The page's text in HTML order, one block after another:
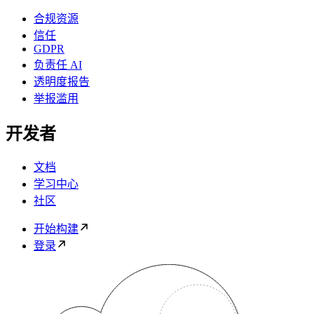
合规资源
信任
GDPR
负责任 AI
透明度报告
举报滥用
开发者
文档
学习中心
社区
开始构建
登录